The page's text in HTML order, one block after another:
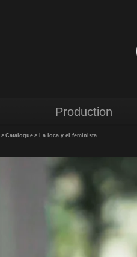
Production
> Catalogue > La loca y el feminista